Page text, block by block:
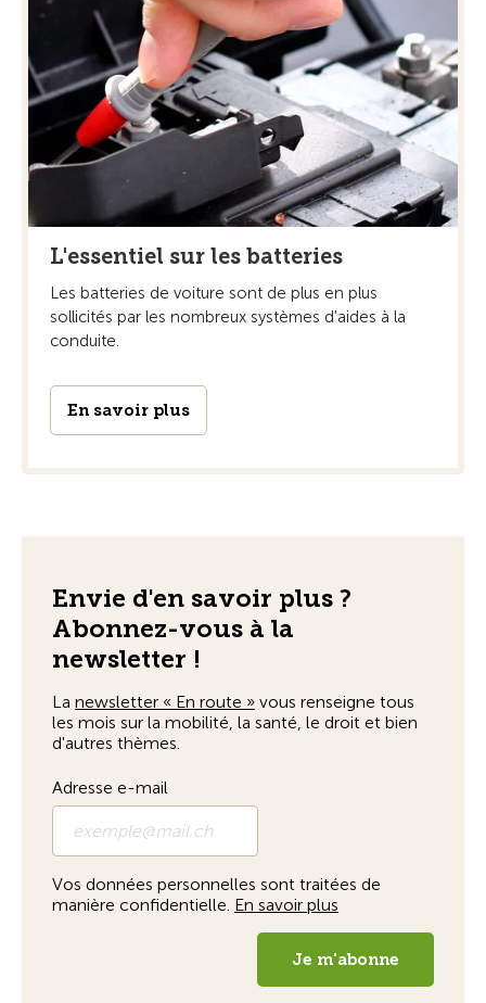
L'essentiel sur les batteries
Les batteries de voiture sont de plus en plus
sollicités par les nombreux systèmes d'aides à la
conduite.
En savoir plus